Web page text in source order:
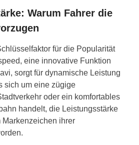
Warum Fahrer die
für die Popularität
eine innovative Funktion
sorgt für dynamische Leistung
sich um eine zügige
oder ein komfortables
handelt, die Leistungsstärke
ihrer